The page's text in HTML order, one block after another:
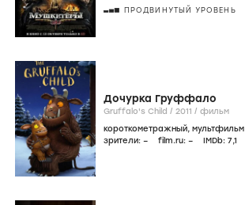
ПРОДВИНУТЫЙ УРОВЕНЬ
Дочурка Груффало
Gruffalo's Child / 2011 / фильм
короткометражный, мультфильм
зрители: – film.ru: – IMDb: 7,1